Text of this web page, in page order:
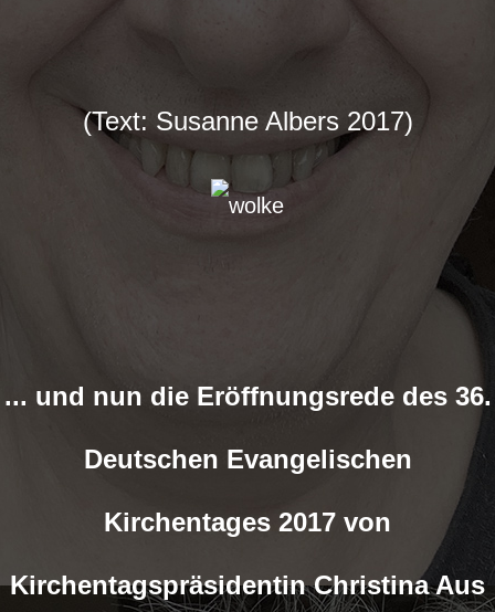
(Text: Susanne Albers 2017)
... und nun die Eröffnungsrede des 36.
Deutschen Evangelischen
Kirchentages 2017 von
Kirchentagspräsidentin Christina Aus